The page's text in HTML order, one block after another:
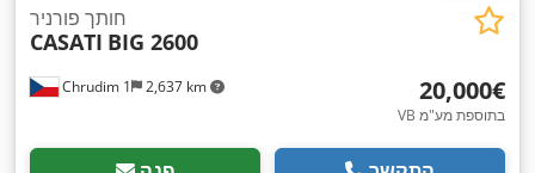
Chrudim 1 2,637 km
חותך פורניר
CASATI BIG 2600
‏20,000 ‏€
VB בתוספת מע"מ